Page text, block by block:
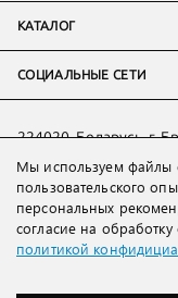
КАТАЛОГ
СОЦИАЛЬНЫЕ СЕТИ
214018 Россия, г.
224020, Беларусь, г.
Тел:+7 993 398 36 60(
Тел:+375 29 205 80 10(
Email:ved@lakbi.com
Мы используем файлы
пользовательского
персональных
согласие на
политикой